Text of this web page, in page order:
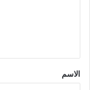
*
الاسم